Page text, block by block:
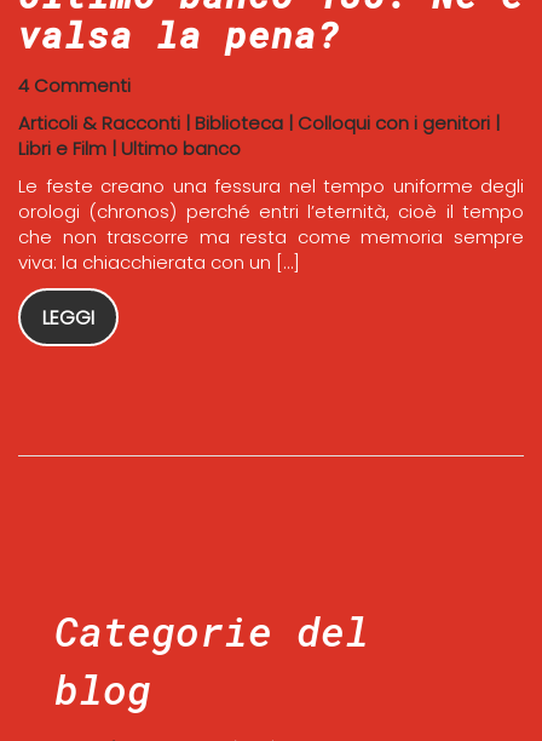
valsa la pena?
4 Commenti
Articoli & Racconti | Biblioteca | Colloqui con i genitori |
Libri e Film | Ultimo banco
Le feste creano una fessura nel tempo uniforme degli
orologi (chronos) perché entri l’eternità, cioè il tempo
che non trascorre ma resta come memoria sempre
viva: la chiacchierata con un […]
LEGGI
Categorie del
blog